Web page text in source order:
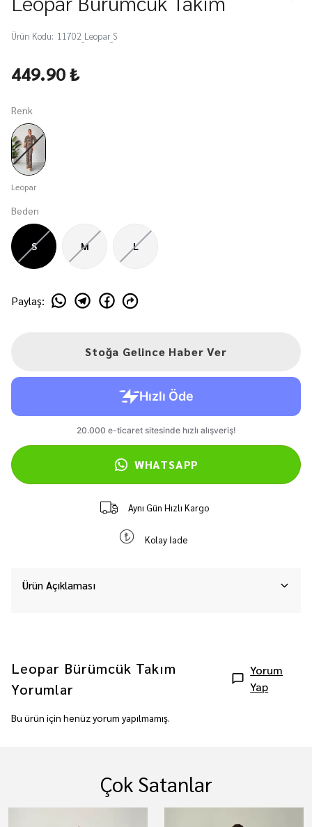
Ürün Kodu: 11702_Leopar_S
449.90 ₺
Renk
Leopar
Beden
S M L
Paylaş:
Stoğa Gelince Haber Ver
WHATSAPP
Aynı Gün Hızlı Kargo
Kolay İade
Ürün Açıklaması
Leopar Bürümcük Takım
Yorumlar
Yorum
Yap
Bu ürün için henüz yorum yapılmamış.
Çok Satanlar